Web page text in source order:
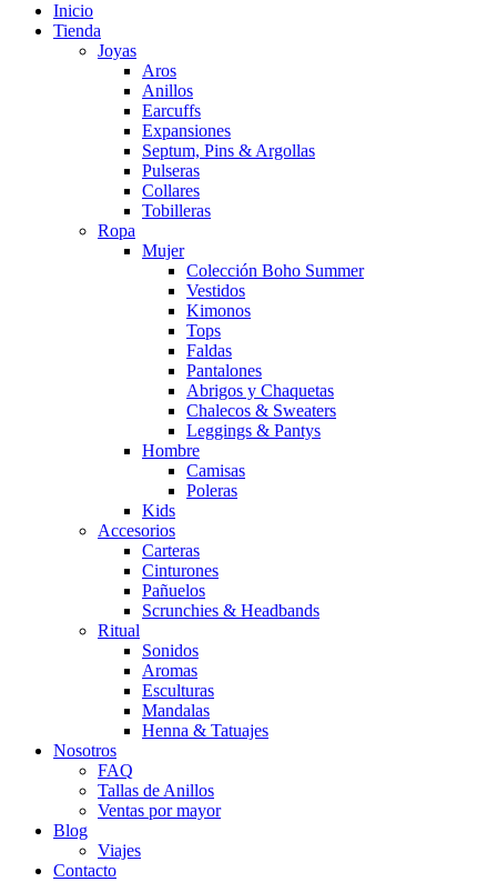
Inicio
Tienda
Joyas
Aros
Anillos
Earcuffs
Expansiones
Septum, Pins & Argollas
Pulseras
Collares
Tobilleras
Ropa
Mujer
Colección Boho Summer
Vestidos
Kimonos
Tops
Faldas
Pantalones
Abrigos y Chaquetas
Chalecos & Sweaters
Leggings & Pantys
Hombre
Camisas
Poleras
Kids
Accesorios
Carteras
Cinturones
Pañuelos
Scrunchies & Headbands
Ritual
Sonidos
Aromas
Esculturas
Mandalas
Henna & Tatuajes
Nosotros
FAQ
Tallas de Anillos
Ventas por mayor
Blog
Viajes
Contacto